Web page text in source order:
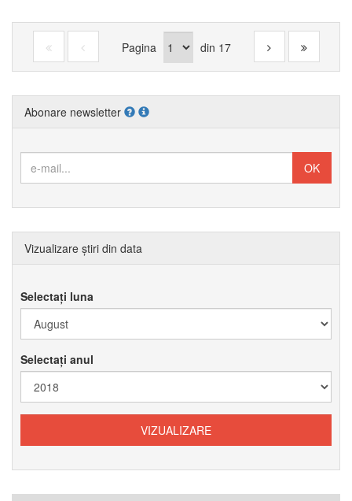
Pagina din 17
Abonare newsletter
Vizualizare știri din data
Selectați luna
Selectați anul